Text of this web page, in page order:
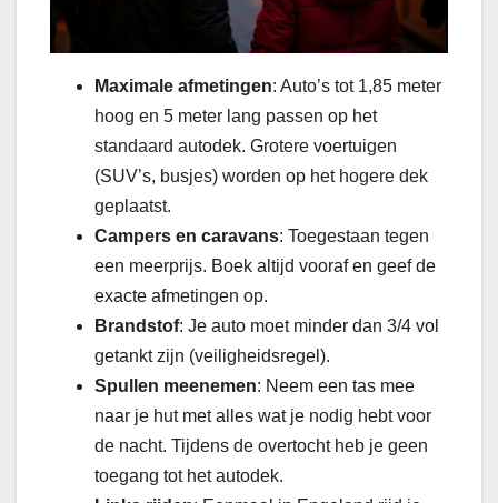
Maximale afmetingen: Auto’s tot 1,85 meter
hoog en 5 meter lang passen op het
standaard autodek. Grotere voertuigen
(SUV’s, busjes) worden op het hogere dek
geplaatst.
Campers en caravans: Toegestaan tegen
een meerprijs. Boek altijd vooraf en geef de
exacte afmetingen op.
Brandstof: Je auto moet minder dan 3/4 vol
getankt zijn (veiligheidsregel).
Spullen meenemen: Neem een tas mee
naar je hut met alles wat je nodig hebt voor
de nacht. Tijdens de overtocht heb je geen
toegang tot het autodek.